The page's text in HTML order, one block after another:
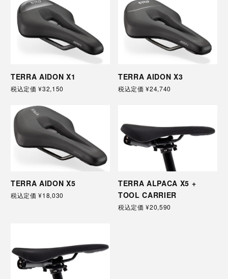
TERRA AIDON X1
税込定価¥32,150
TERRA AIDON X3
税込定価¥24,740
TERRA AIDON X5
税込定価¥18,030
TERRA ALPACA X5 +
TOOL CARRIER
税込定価¥20,590